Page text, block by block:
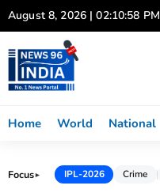
Skip
to
content
August 8, 2026 | 02:10:59 PM
Home World National
Focus► IPL-2026 Crime